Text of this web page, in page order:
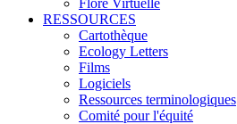
Flore Virtuelle
RESSOURCES
Cartothèque
Ecology Letters
Films
Logiciels
Ressources terminologiques
Comité pour l'équité